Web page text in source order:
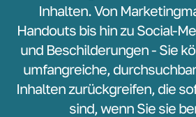
Inhalten. Von
Handouts bis hin zu Social-
und Beschilderungen - Sie
umfangreiche,
Inhalten zurückgreifen, die
sind, wenn Sie sie